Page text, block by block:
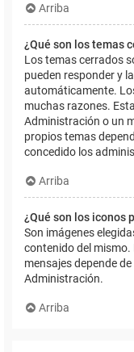
Arriba
¿Qué son los temas
Los temas cerrados
pueden responder y
automáticamente.
muchas razones.
Administración o un
propios temas
concedido los
Arriba
¿Qué son los iconos
Son imágenes
contenido del mismo.
mensajes depende
Administración.
Arriba